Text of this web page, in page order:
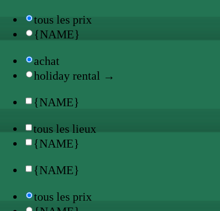
tous les prix
{NAME}
achat
holiday rental →
{NAME}
tous les lieux
{NAME}
{NAME}
tous les prix